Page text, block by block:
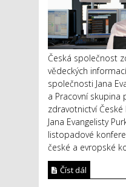
Česká společnost
vědeckých
společnosti Jana
a Pracovní skupina
zdravotnictví
Jana Evangelisty
listopadové
české a evropské
Číst dál